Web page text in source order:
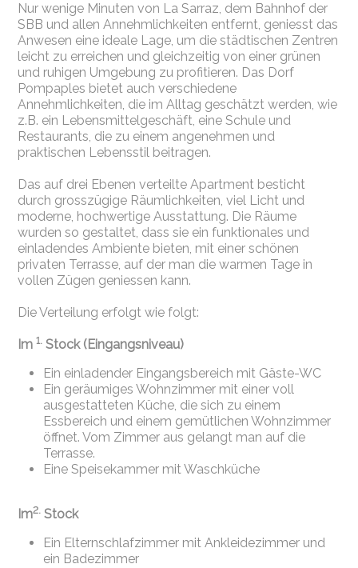
Nur wenige Minuten von La Sarraz, dem Bahnhof der
SBB und allen Annehmlichkeiten entfernt, geniesst das
Anwesen eine ideale Lage, um die städtischen Zentren
leicht zu erreichen und gleichzeitig von einer grünen
und ruhigen Umgebung zu profitieren. Das Dorf
Pompaples bietet auch verschiedene
Annehmlichkeiten, die im Alltag geschätzt werden, wie
z.B. ein Lebensmittelgeschäft, eine Schule und
Restaurants, die zu einem angenehmen und
praktischen Lebensstil beitragen.
Das auf drei Ebenen verteilte Apartment besticht
durch grosszügige Räumlichkeiten, viel Licht und
moderne, hochwertige Ausstattung. Die Räume
wurden so gestaltet, dass sie ein funktionales und
einladendes Ambiente bieten, mit einer schönen
privaten Terrasse, auf der man die warmen Tage in
vollen Zügen geniessen kann.
Die Verteilung erfolgt wie folgt:
Im1. Stock (Eingangsniveau)
Ein einladender Eingangsbereich mit Gäste-WC
Ein geräumiges Wohnzimmer mit einer voll
ausgestatteten Küche, die sich zu einem
Essbereich und einem gemütlichen Wohnzimmer
öffnet. Vom Zimmer aus gelangt man auf die
Terrasse.
Eine Speisekammer mit Waschküche
Im2. Stock
Ein Elternschlafzimmer mit Ankleidezimmer und
ein Badezimmer